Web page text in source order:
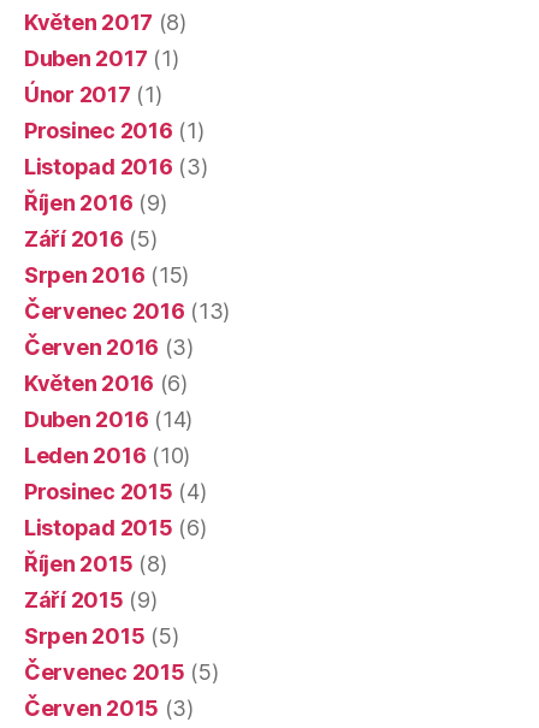
Květen 2017 (8)
Duben 2017 (1)
Únor 2017 (1)
Prosinec 2016 (1)
Listopad 2016 (3)
Říjen 2016 (9)
Září 2016 (5)
Srpen 2016 (15)
Červenec 2016 (13)
Červen 2016 (3)
Květen 2016 (6)
Duben 2016 (14)
Leden 2016 (10)
Prosinec 2015 (4)
Listopad 2015 (6)
Říjen 2015 (8)
Září 2015 (9)
Srpen 2015 (5)
Červenec 2015 (5)
Červen 2015 (3)